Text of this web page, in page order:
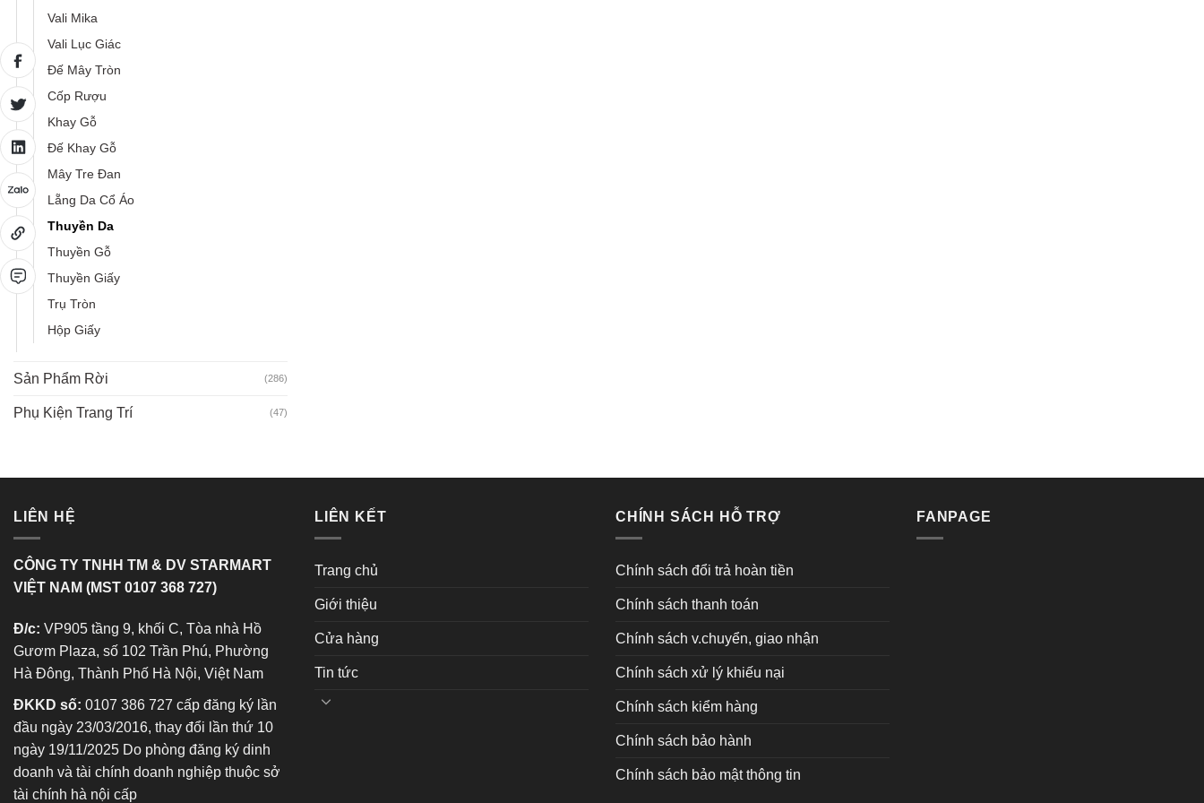
Vali Mika
Vali Lục Giác
Đế Mây Tròn
Cốp Rượu
Khay Gỗ
Đế Khay Gỗ
Mây Tre Đan
Lẵng Da Cổ Áo
Thuyền Da
Thuyền Gỗ
Thuyền Giấy
Trụ Tròn
Hộp Giấy
Sản Phẩm Rời (286)
Phụ Kiện Trang Trí (47)
LIÊN HỆ
CÔNG TY TNHH TM & DV STARMART
VIỆT NAM (MST 0107 368 727)
Đ/c: VP905 tầng 9, khối C, Tòa nhà Hồ
Gươm Plaza, số 102 Trần Phú, Phường
Hà Đông, Thành Phố Hà Nội, Việt Nam
ĐKKD số: 0107 386 727 cấp đăng ký lần
đầu ngày 23/03/2016, thay đổi lần thứ 10
ngày 19/11/2025 Do phòng đăng ký dinh
doanh và tài chính doanh nghiệp thuộc sở
tài chính hà nội cấp
LIÊN KẾT
Trang chủ
Giới thiệu
Cửa hàng
Tin tức
CHÍNH SÁCH HỖ TRỢ
Chính sách đổi trả hoàn tiền
Chính sách thanh toán
Chính sách v.chuyển, giao nhận
Chính sách xử lý khiếu nại
Chính sách kiểm hàng
Chính sách bảo hành
Chính sách bảo mật thông tin
FANPAGE